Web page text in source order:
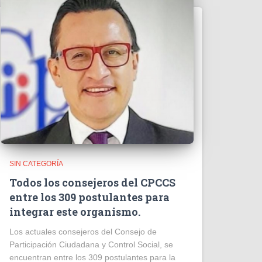
SIN CATEGORÍA
Todos los consejeros del CPCCS
entre los 309 postulantes para
integrar este organismo.
Los actuales consejeros del Consejo de
Participación Ciudadana y Control Social, se
encuentran entre los 309 postulantes para la